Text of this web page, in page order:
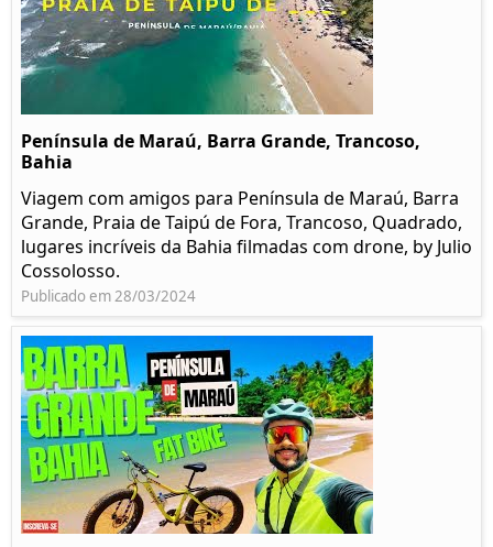
Península de Maraú, Barra Grande, Trancoso,
Bahia
Viagem com amigos para Península de Maraú, Barra
Grande, Praia de Taipú de Fora, Trancoso, Quadrado,
lugares incríveis da Bahia filmadas com drone, by Julio
Cossolosso.
Publicado em 28/03/2024